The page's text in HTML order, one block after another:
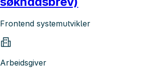
Frontend systemutvikler
Arbeidsgiver